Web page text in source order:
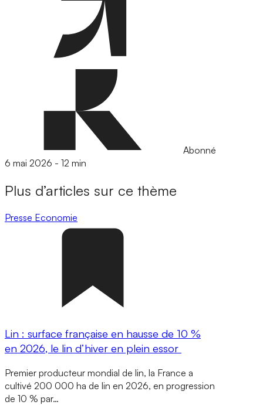
Abonné
6 mai 2026 - 12 min
Plus d’articles sur ce thème
Presse Economie
Lin : surface française en hausse de 10 %
en 2026, le lin d’hiver en plein essor
Premier producteur mondial de lin, la France a
cultivé 200 000 ha de lin en 2026, en progression
de 10 % par…